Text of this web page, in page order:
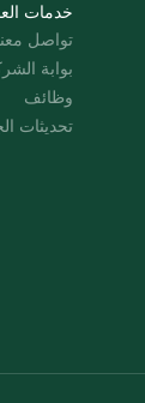
خدمات
تواصل
بوابة
وظائف
تحديثات